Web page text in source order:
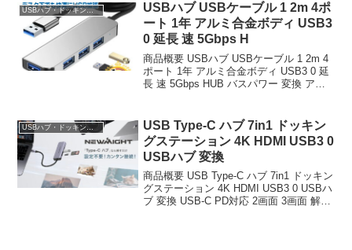
USBハブ・ドッキングステーション
USBハブ USBケーブル 1 2m 4ポ
ート 1年 アルミ合金ボディ USB3
0 延長 速 5Gbps H
商品概要 USBハブ USBケーブル 1 2m 4
ポート 1年 アルミ合金ボディ USB3 0 延
長 速 5Gbps HUB バスパワー 変換 アダ
USB Type-C ハブ 7in1 ドッキン
グステーション 4K HDMI USB3 0
USBハブ 変換
商品概要 USB Type-C ハブ 7in1 ドッキン
グステーション 4K HDMI USB3 0 USBハ
ブ 変換 USB-C PD対応 2画面 3画面 解像